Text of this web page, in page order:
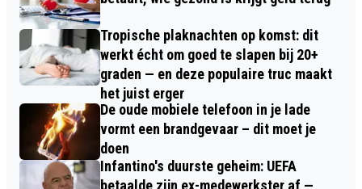
Tropische plaknachten op komst: dit
werkt écht om goed te slapen bij 20+
graden — en deze populaire truc maakt
het juist erger
De oude mobiele telefoon in je lade
vormt een brandgevaar – dit moet je
doen
Infantino's duurste geheim: UEFA
betaalde zijn ex-medewerkster af —